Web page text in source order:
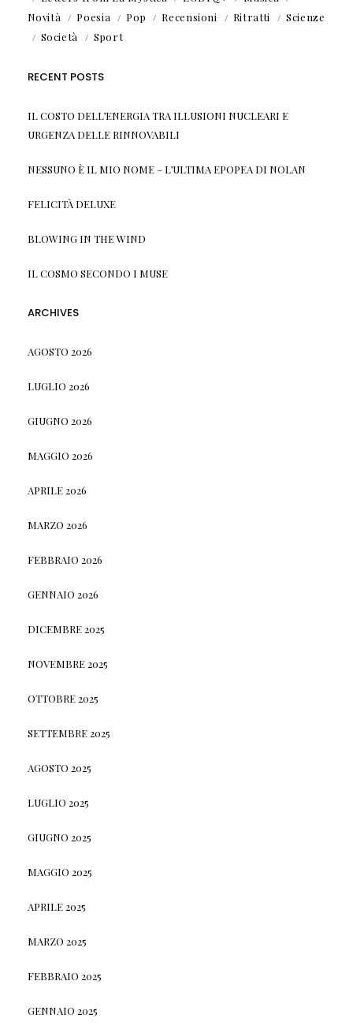
Novità
Poesia Pop Recensioni Ritratti
Scienze
Società
Sport
RECENT POSTS
IL COSTO DELL’ENERGIA TRA ILLUSIONI NUCLEARI E
URGENZA DELLE RINNOVABILI
NESSUNO È IL MIO NOME – L’ULTIMA EPOPEA DI NOLAN
FELICITÀ DELUXE
BLOWING IN THE WIND
IL COSMO SECONDO I MUSE
ARCHIVES
AGOSTO 2026
LUGLIO 2026
GIUGNO 2026
MAGGIO 2026
APRILE 2026
MARZO 2026
FEBBRAIO 2026
GENNAIO 2026
DICEMBRE 2025
NOVEMBRE 2025
OTTOBRE 2025
SETTEMBRE 2025
AGOSTO 2025
LUGLIO 2025
GIUGNO 2025
MAGGIO 2025
APRILE 2025
MARZO 2025
FEBBRAIO 2025
GENNAIO 2025